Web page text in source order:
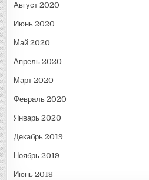
Август 2020
Июнь 2020
Май 2020
Апрель 2020
Март 2020
Февраль 2020
Январь 2020
Декабрь 2019
Ноябрь 2019
Июнь 2018